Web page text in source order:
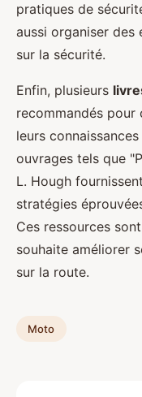
pratiques de
aussi organiser des
sur la sécurité.
Enfin, plusieurs
recommandés
leurs
ouvrages tels que
L. Hough
stratégies
Ces ressources
souhaite améliorer
sur la route.
Moto